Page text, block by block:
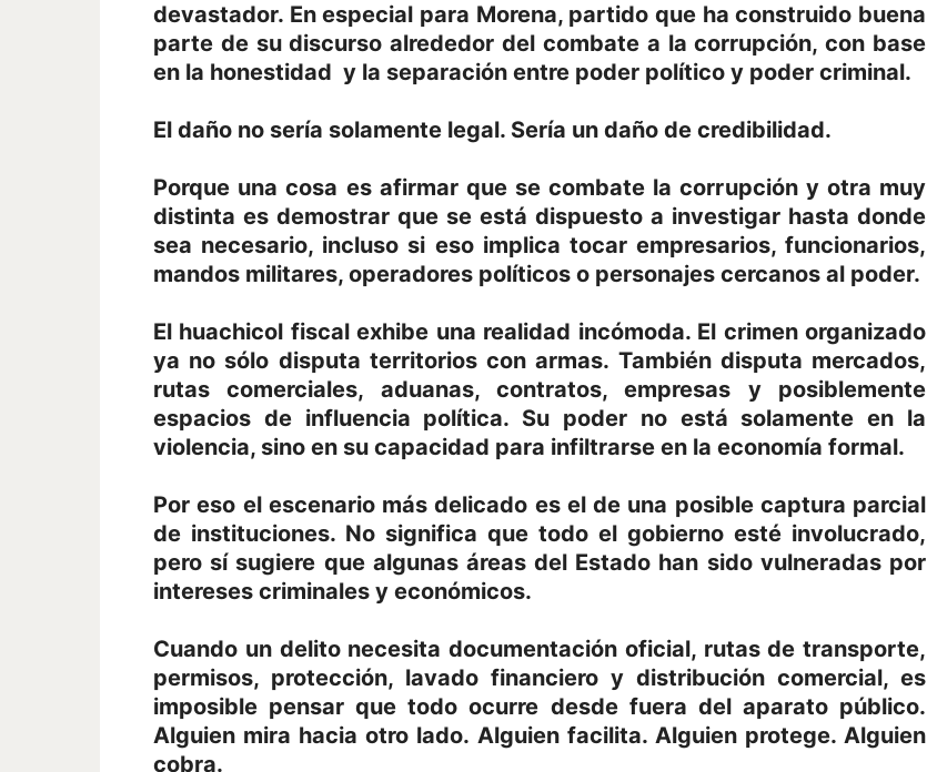
devastador. En especial para Morena, partido que ha construido buena
parte de su discurso alrededor del combate a la corrupción, con base
en la honestidad y la separación entre poder político y poder criminal.
El daño no sería solamente legal. Sería un daño de credibilidad.
Porque una cosa es afirmar que se combate la corrupción y otra muy
distinta es demostrar que se está dispuesto a investigar hasta donde
sea necesario, incluso si eso implica tocar empresarios, funcionarios,
mandos militares, operadores políticos o personajes cercanos al poder.
El huachicol fiscal exhibe una realidad incómoda. El crimen organizado
ya no sólo disputa territorios con armas. También disputa mercados,
rutas comerciales, aduanas, contratos, empresas y posiblemente
espacios de influencia política. Su poder no está solamente en la
violencia, sino en su capacidad para infiltrarse en la economía formal.
Por eso el escenario más delicado es el de una posible captura parcial
de instituciones. No significa que todo el gobierno esté involucrado,
pero sí sugiere que algunas áreas del Estado han sido vulneradas por
intereses criminales y económicos.
Cuando un delito necesita documentación oficial, rutas de transporte,
permisos, protección, lavado financiero y distribución comercial, es
imposible pensar que todo ocurre desde fuera del aparato público.
Alguien mira hacia otro lado. Alguien facilita. Alguien protege. Alguien
cobra.